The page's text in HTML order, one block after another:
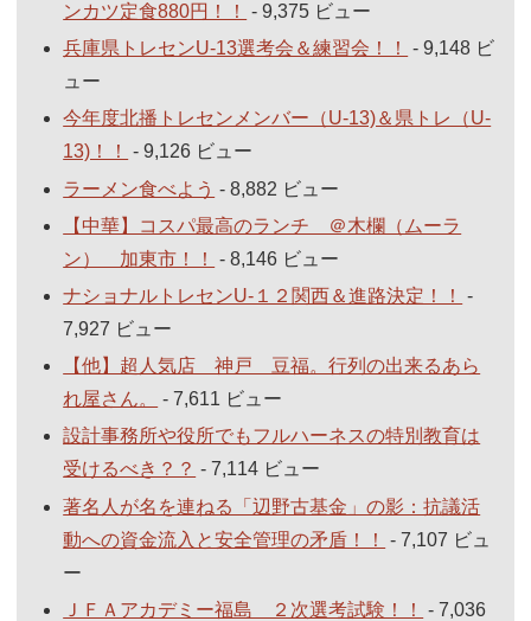
ンカツ定食880円！！
- 9,375 ビュー
兵庫県トレセンU-13選考会＆練習会！！
- 9,148 ビ
ュー
今年度北播トレセンメンバー（U-13)＆県トレ（U-
13)！！
- 9,126 ビュー
ラーメン食べよう - 8,882 ビュー
【中華】コスパ最高のランチ ＠木欄（ムーラ
ン） 加東市！！
- 8,146 ビュー
ナショナルトレセンU-１２関西＆進路決定！！
-
7,927 ビュー
【他】超人気店 神戸 豆福。行列の出来るあら
れ屋さん。
- 7,611 ビュー
設計事務所や役所でもフルハーネスの特別教育は
受けるべき？？ - 7,114 ビュー
著名人が名を連ねる「辺野古基金」の影：抗議活
動への資金流入と安全管理の矛盾！！
- 7,107 ビュ
ー
ＪＦＡアカデミー福島 ２次選考試験！！
- 7,036